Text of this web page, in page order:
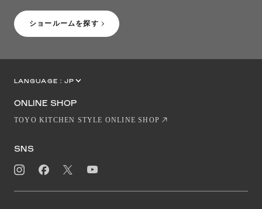
ショールームを探す
LANGUAGE : JP
ONLINE SHOP
TOYO KITCHEN STYLE ONLINE SHOP
SNS